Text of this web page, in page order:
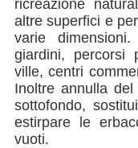
ricreazione
altre superfici e
varie
giardini, percorsi
ville, centri
Inoltre annulla
sottofondo,
estirpare le
vuoti.